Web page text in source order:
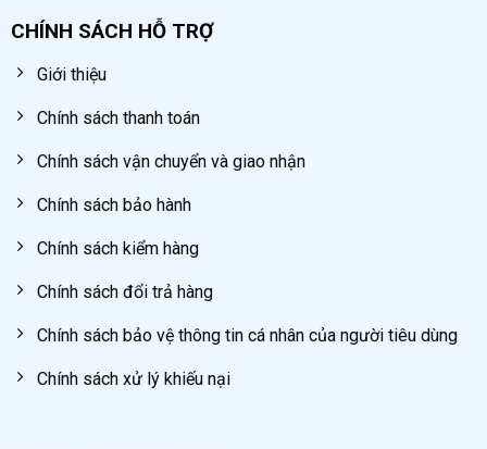
CHÍNH SÁCH HỖ TRỢ
Giới thiệu
Chính sách thanh toán
Chính sách vận chuyển và giao nhận
Chính sách bảo hành
Chính sách kiểm hàng
Chính sách đổi trả hàng
Chính sách bảo vệ thông tin cá nhân của người tiêu dùng
Chính sách xử lý khiếu nại